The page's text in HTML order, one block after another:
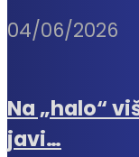
04/06/2026
Na „halo“
javi…